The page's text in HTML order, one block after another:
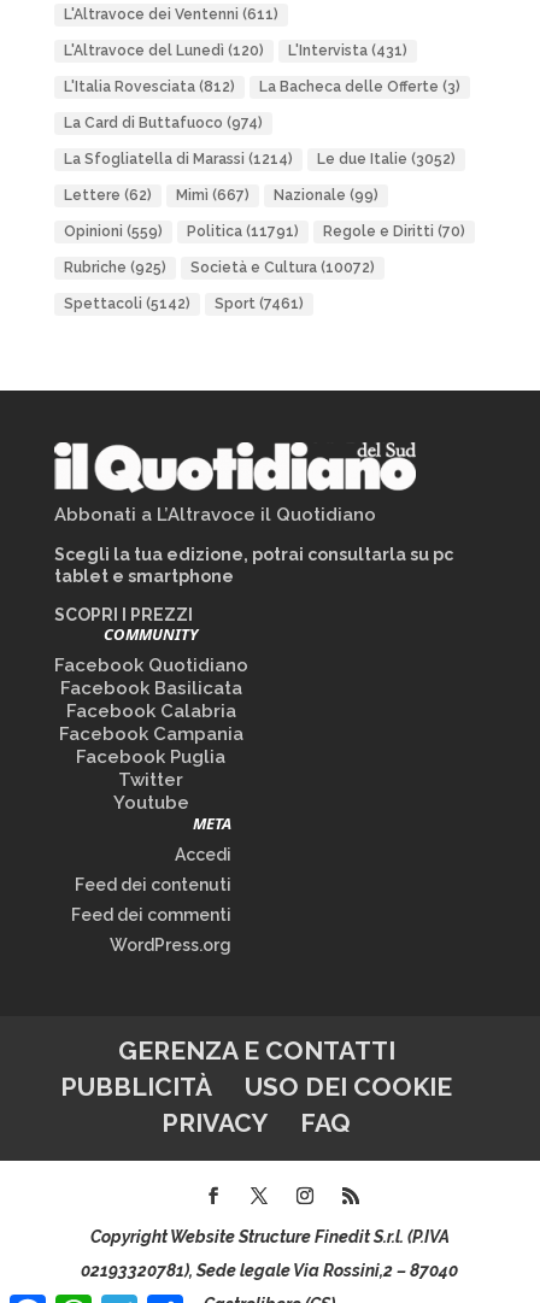
L'Altravoce dei Ventenni (611)
L'Altravoce del Lunedì (120) L'Intervista(431)
L'Italia Rovesciata(812) La Bacheca delle Offerte (3)
La Card di Buttafuoco (974)
La Sfogliatella di Marassi (1214) Le due Italie (3052)
Lettere (62) Mimì (667) Nazionale (99)
Opinioni (559) Politica(11791) Regole e Diritti (70)
Rubriche (925) Società e Cultura(10072)
Spettacoli (5142) Sport(7461)
Abbonati a L’Altravoce il Quotidiano
Scegli la tua edizione, potrai consultarla su pc
tablet e smartphone
SCOPRI I PREZZI
COMMUNITY
Facebook Quotidiano
Facebook Basilicata
Facebook Calabria
Facebook Campania
Facebook Puglia
Twitter
Youtube
META
Accedi
Feed dei contenuti
Feed dei commenti
WordPress.org
GERENZA E CONTATTI
PUBBLICITÀ
USO DEI COOKIE
PRIVACY
FAQ
Copyright Website Structure Finedit S.r.l. (P.IVA
02193320781), Sede legale Via Rossini,2 – 87040